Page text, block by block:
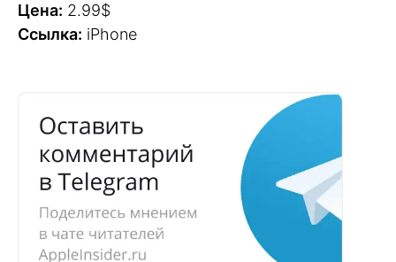
Цена: 2.99$
Ссылка: iPhone